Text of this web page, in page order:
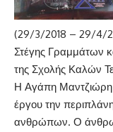
(29/3/2018 – 29/4/
Στέγης Γραμμάτων
της Σχολής Καλών
Η Αγάπη Μαντζιώρη
έργου την
ανθρώπων. Ο